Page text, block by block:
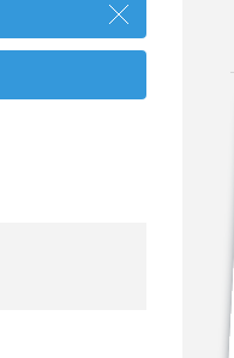
Sulje
ilmoitus